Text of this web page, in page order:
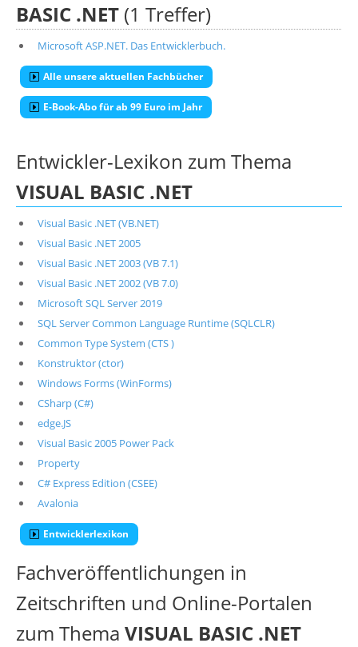
BASIC .NET (1 Treffer)
Microsoft ASP.NET. Das Entwicklerbuch.
Alle unsere aktuellen Fachbücher
E-Book-Abo für ab 99 Euro im Jahr
Entwickler-Lexikon zum Thema
VISUAL BASIC .NET
Visual Basic .NET (VB.NET)
Visual Basic .NET 2005
Visual Basic .NET 2003 (VB 7.1)
Visual Basic .NET 2002 (VB 7.0)
Microsoft SQL Server 2019
SQL Server Common Language Runtime (SQLCLR)
Common Type System (CTS )
Konstruktor (ctor)
Windows Forms (WinForms)
CSharp (C#)
edge.JS
Visual Basic 2005 Power Pack
Property
C# Express Edition (CSEE)
Avalonia
Entwicklerlexikon
Fachveröffentlichungen in
Zeitschriften und Online-Portalen
zum Thema VISUAL BASIC .NET